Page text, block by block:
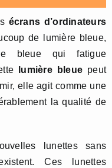
écrans d’ordinateurs
de lumière bleue,
bleue qui fatigue
lumière bleue peut
elle agit comme une
la qualité de
lunettes sans
Ces lunettes